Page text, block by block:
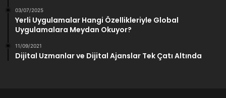
03/07/2025
Yerli Uygulamalar Hangi Özellikleriyle Global
Uygulamalara Meydan Okuyor?
11/09/2021
Dijital Uzmanlar ve Dijital Ajanslar Tek Çatı Altında